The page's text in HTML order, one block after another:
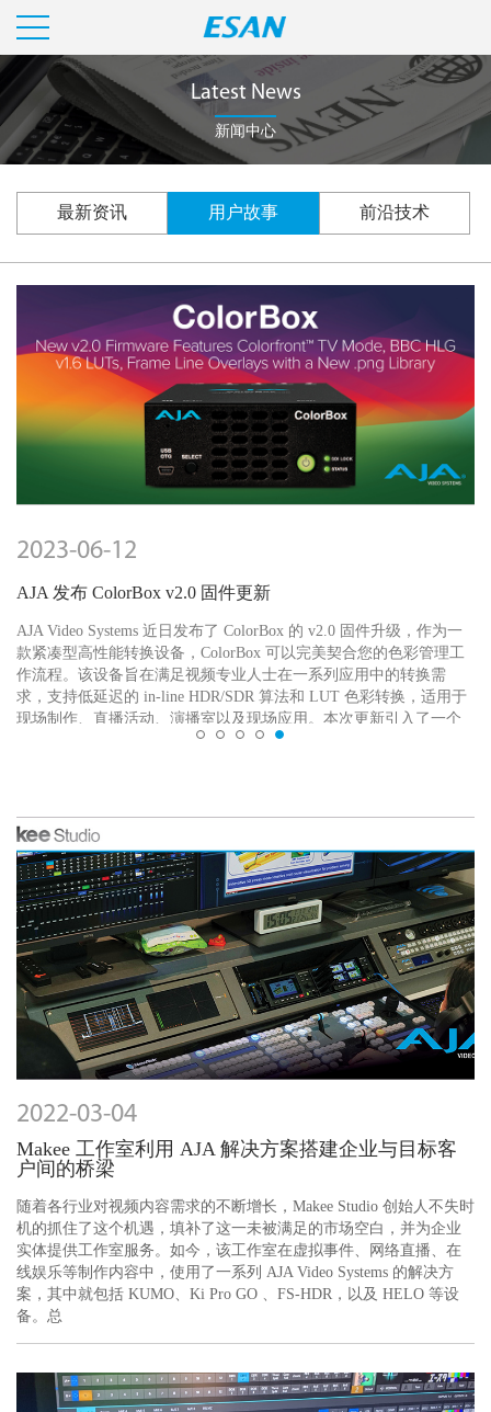
Latest News
新闻中心
最新资讯 用户故事 前沿技术
2023-06-12
AJA 发布 ColorBox v2.0 固件更新
AJA Video Systems 近日发布了 ColorBox 的 v2.0 固件升级，作为一
款紧凑型高性能转换设备，ColorBox 可以完美契合您的色彩管理工
作流程。该设备旨在满足视频专业人士在一系列应用中的转换需
求，支持低延迟的 in-line HDR/SDR 算法和 LUT 色彩转换，适用于
现场制作、直播活动、演播室以及现场应用。本次更新引入了一个
2022-03-04
Makee 工作室利用 AJA 解决方案搭建企业与目标客
户间的桥梁
随着各行业对视频内容需求的不断增长，Makee Studio 创始人不失时
机的抓住了这个机遇，填补了这一未被满足的市场空白，并为企业
实体提供工作室服务。如今，该工作室在虚拟事件、网络直播、在
线娱乐等制作内容中，使用了一系列 AJA Video Systems 的解决方
案，其中就包括 KUMO、Ki Pro GO 、FS-HDR，以及 HELO 等设
备。总